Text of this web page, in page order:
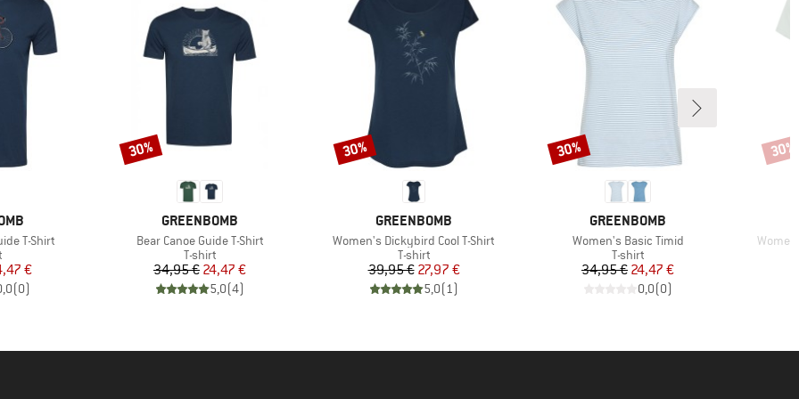
T-Shirt
di prodotti
ridotto
€
(0)
MARCHIO
GREENBOMB
Articolo
Bear Canoe Guide T-Shirt
Gruppo di prodotti
T-shirt
Prezzo
34,95 €Prezzo ridotto
24,47 €
5,0(4)
Sconto
30%
MARCHIO
GREENBOMB
Articolo
Women's Dickybird Cool T-Shirt
Gruppo di prodotti
T-shirt
Prezzo
39,95 €Prezzo ridotto
27,97 €
5,0(1)
Sconto
30%
MARCHIO
GREENBOMB
Articolo
Women's Basic Timid
Gruppo di prodotti
T-shirt
Prezzo
34,95 €Prezzo ridotto
24,47 €
0,0(0)
Sconto
30%
Articolo
30%